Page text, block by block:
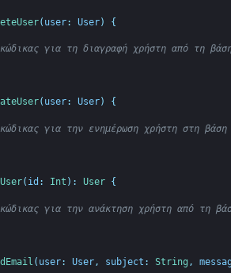
( user: User) {
για τη διαγραφή χρήστη από τη
( user: User) {
για την ενημέρωση χρήστη στη βάση
( id : Int ) : User {
για την ανάκτηση χρήστη από τη
( user: User, subject : String ,